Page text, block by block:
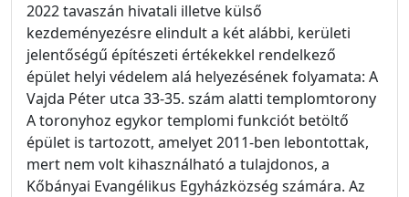
2022 tavaszán hivatali illetve külső
kezdeményezésre elindult a két alábbi, kerületi
jelentőségű építészeti értékekkel rendelkező
épület helyi védelem alá helyezésének folyamata: A
Vajda Péter utca 33-35. szám alatti templomtorony
A toronyhoz egykor templomi funkciót betöltő
épület is tartozott, amelyet 2011-ben lebontottak,
mert nem volt kihasználható a tulajdonos, a
Kőbányai Evangélikus Egyházközség számára. Az